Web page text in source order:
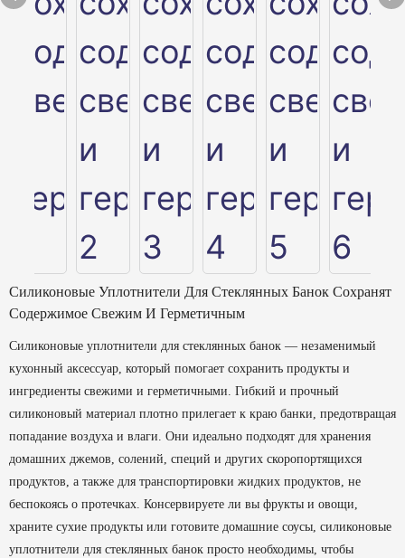
Силиконовые Уплотнители Для Стеклянных Банок Сохранят
Содержимое Свежим И Герметичным
Силиконовые уплотнители для стеклянных банок — незаменимый
кухонный аксессуар, который помогает сохранить продукты и
ингредиенты свежими и герметичными. Гибкий и прочный
силиконовый материал плотно прилегает к краю банки, предотвращая
попадание воздуха и влаги. Они идеально подходят для хранения
домашних джемов, солений, специй и других скоропортящихся
продуктов, а также для транспортировки жидких продуктов, не
беспокоясь о протечках. Консервируете ли вы фрукты и овощи,
храните сухие продукты или готовите домашние соусы, силиконовые
уплотнители для стеклянных банок просто необходимы, чтобы